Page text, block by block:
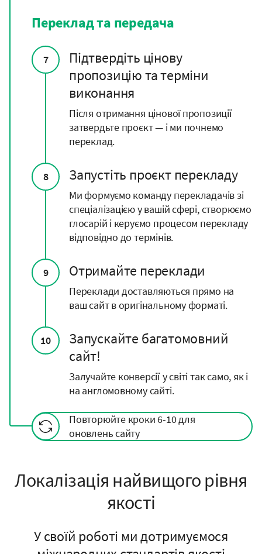
Переклад та передача
7
Підтвердіть цінову
пропозицію та терміни
виконання
Після отримання цінової пропозиції
затвердьте проєкт — і ми почнемо
переклад.
8 Запустіть проєкт перекладу
Ми формуємо команду перекладачів зі
спеціалізацією у вашій сфері, створюємо
глосарій і керуємо процесом перекладу
відповідно до термінів.
9 Отримайте переклади
Переклади доставляються прямо на
ваш сайт в оригінальному форматі.
10
Запускайте багатомовний
сайт!
Залучайте конверсії у світі так само, як і
на англомовному сайті.
Повторюйте кроки 6-10 для
оновлень сайту
Локалізація найвищого рівня
якості
У своїй роботі ми дотримуємося